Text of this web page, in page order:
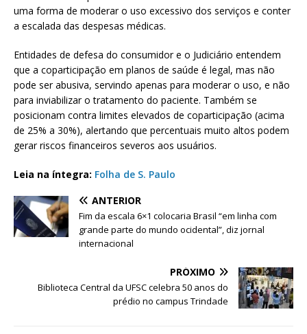
uma forma de moderar o uso excessivo dos serviços e conter
a escalada das despesas médicas.
Entidades de defesa do consumidor e o Judiciário entendem
que a coparticipação em planos de saúde é legal, mas não
pode ser abusiva, servindo apenas para moderar o uso, e não
para inviabilizar o tratamento do paciente. Também se
posicionam contra limites elevados de coparticipação (acima
de 25% a 30%), alertando que percentuais muito altos podem
gerar riscos financeiros severos aos usuários.
Leia na íntegra: Folha de S. Paulo
ANTERIOR
Fim da escala 6×1 colocaria Brasil “em linha com
grande parte do mundo ocidental”, diz jornal
internacional
PRÓXIMO
Biblioteca Central da UFSC celebra 50 anos do
prédio no campus Trindade